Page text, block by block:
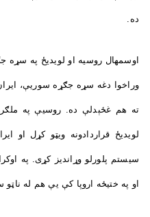
ده.
اوسمهال روسیه او لویدیځ په
وراخوا دغه سړه جګړه سوریې،
ته هم غځېدلې ده. روسیې په
سیستم پلورلو وړاندیز کړی. په
او په ختیځه اروپا کې یې هم له